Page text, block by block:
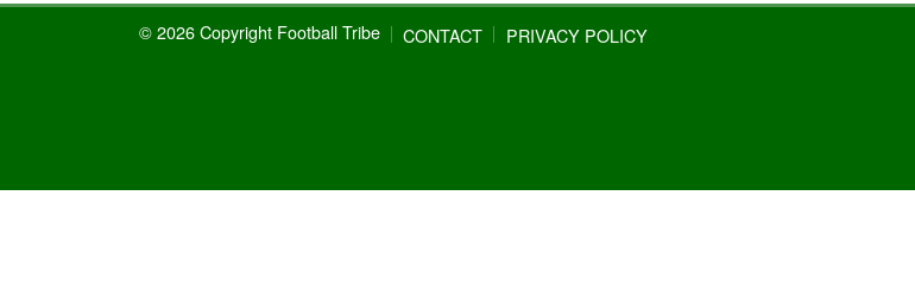
© 2026 Copyright Football Tribe CONTACT PRIVACY POLICY